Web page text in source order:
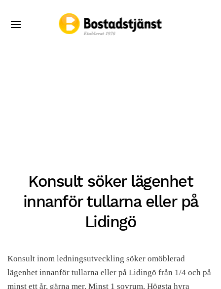
Konsult söker lägenhet
innanför tullarna eller på
Lidingö
Konsult inom ledningsutveckling söker omöblerad
lägenhet innanför tullarna eller på Lidingö från 1/4 och på
minst ett år, gärna mer. Minst 1 sovrum. Högsta hyra